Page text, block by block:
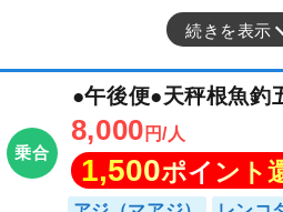
続きを表示